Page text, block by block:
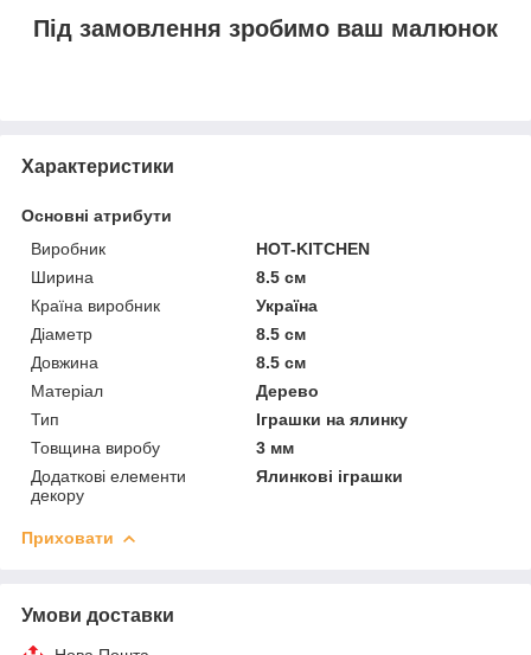
Під замовлення зробимо ваш малюнок
Характеристики
Основні атрибути
Виробник
HOT-KITCHEN
Ширина
8.5 см
Країна виробник
Україна
Діаметр
8.5 см
Довжина
8.5 см
Матеріал
Дерево
Тип
Іграшки на ялинку
Товщина виробу
3 мм
Додаткові елементи
декору
Ялинкові іграшки
Приховати
Умови доставки